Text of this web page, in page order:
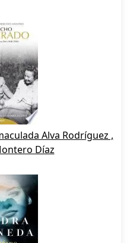
Alva Rodríguez ,
Díaz